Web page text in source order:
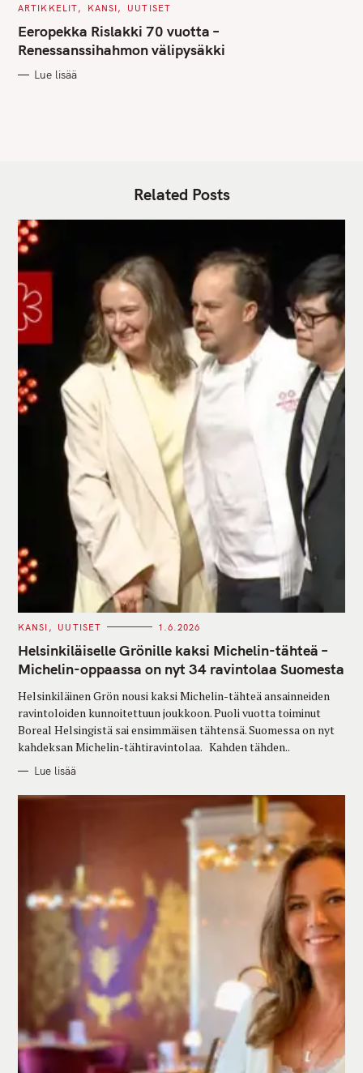
C
T
E
G
O
I
ARTIKKELIT KANSI UUTISET
Eeropekka Rislakki 70 vuotta –
Renessanssihahmon välipysäkki
Lue lisää
Related Posts
C
T
E
G
O
I
E
S
KANSI UUTISET 1.6.2026
Helsinkiläiselle Grönille kaksi Michelin-tähteä –
Michelin-oppaassa on nyt 34 ravintolaa Suomesta
Helsinkiläinen Grön nousi kaksi Michelin-tähteä ansainneiden
ravintoloiden kunnoitettuun joukkoon. Puoli vuotta toiminut
Boreal Helsingistä sai ensimmäisen tähtensä. Suomessa on nyt
kahdeksan Michelin-tähtiravintolaa. Kahden tähden..
Lue lisää